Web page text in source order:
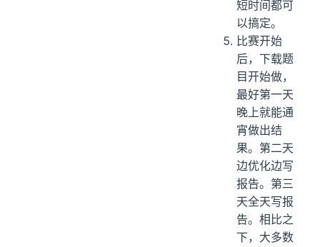
短时间都可
以搞定。
比赛开始
后，下载题
目开始做，
最好第一天
晚上就能通
宵做出结
果。第二天
边优化边写
报告。第三
天全天写报
告。相比之
下，大多数